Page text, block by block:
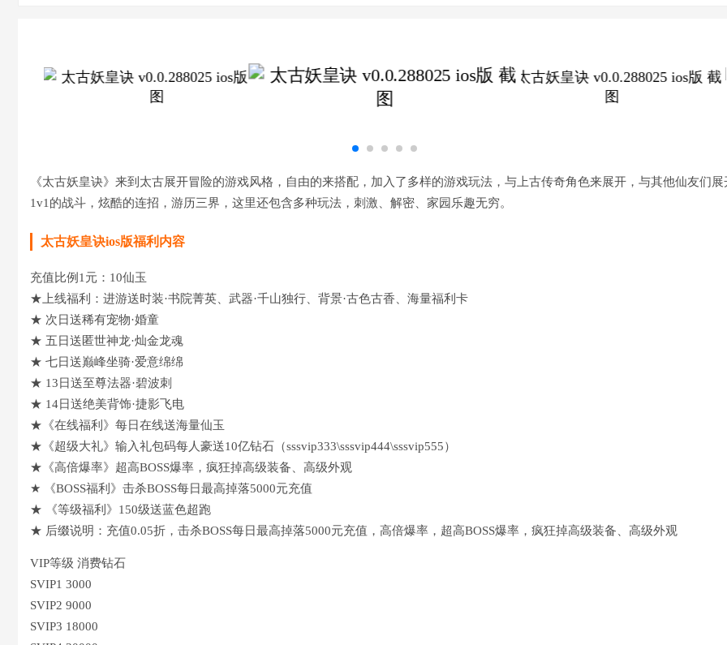
《太古妖皇诀》来到太古展开冒险的游戏风格，自由的来搭配，加入了多样的游戏玩法，与上古传奇角色来展开，与其他仙友们展
1v1的战斗，炫酷的连招，游历三界，这里还包含多种玩法，刺激、解密、家园乐趣无穷。
太古妖皇诀ios版福利内容
充值比例1元：10仙玉
★上线福利：进游送时装·书院菁英、武器·千山独行、背景·古色古香、海量福利卡
★ 次日送稀有宠物·婚童
★ 五日送匿世神龙·灿金龙魂
★ 七日送巅峰坐骑·爱意绵绵
★ 13日送至尊法器·碧波刺
★ 14日送绝美背饰·捷影飞电
★《在线福利》每日在线送海量仙玉
★《超级大礼》输入礼包码每人豪送10亿钻石（sssvip333\sssvip444\sssvip555）
★《高倍爆率》超高BOSS爆率，疯狂掉高级装备、高级外观
★ 《BOSS福利》击杀BOSS每日最高掉落5000元充值
★ 《等级福利》150级送蓝色超跑
★ 后缀说明：充值0.05折，击杀BOSS每日最高掉落5000元充值，高倍爆率，超高BOSS爆率，疯狂掉高级装备、高级外观
VIP等级 消费钻石
SVIP1 3000
SVIP2 9000
SVIP3 18000